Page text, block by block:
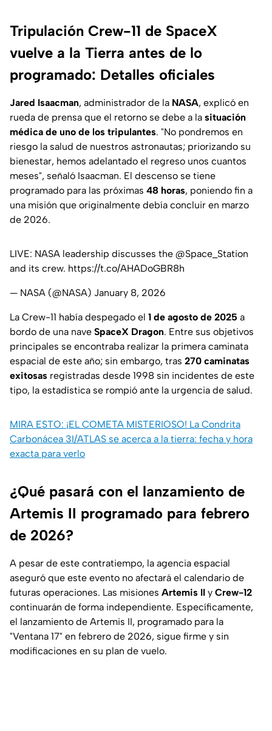
Tripulación Crew-11 de SpaceX
vuelve a la Tierra antes de lo
programado: Detalles oficiales
Jared Isaacman, administrador de la NASA, explicó en
rueda de prensa que el retorno se debe a la situación
médica de uno de los tripulantes. "No pondremos en
riesgo la salud de nuestros astronautas; priorizando su
bienestar, hemos adelantado el regreso unos cuantos
meses", señaló Isaacman. El descenso se tiene
programado para las próximas 48 horas, poniendo fin a
una misión que originalmente debía concluir en marzo
de 2026.
LIVE: NASA leadership discusses the @Space_Station
and its crew. https://t.co/AHADoGBR8h
— NASA (@NASA) January 8, 2026
La Crew-11 había despegado el 1 de agosto de 2025 a
bordo de una nave SpaceX Dragon. Entre sus objetivos
principales se encontraba realizar la primera caminata
espacial de este año; sin embargo, tras 270 caminatas
exitosas registradas desde 1998 sin incidentes de este
tipo, la estadística se rompió ante la urgencia de salud.
MIRA ESTO: ¡EL COMETA MISTERIOSO! La Condrita
Carbonácea 3I/ATLAS se acerca a la tierra: fecha y hora
exacta para verlo
¿Qué pasará con el lanzamiento de
Artemis II programado para febrero
de 2026?
A pesar de este contratiempo, la agencia espacial
aseguró que este evento no afectará el calendario de
futuras operaciones. Las misiones Artemis II y Crew-12
continuarán de forma independiente. Específicamente,
el lanzamiento de Artemis II, programado para la
"Ventana 17" en febrero de 2026, sigue firme y sin
modificaciones en su plan de vuelo.